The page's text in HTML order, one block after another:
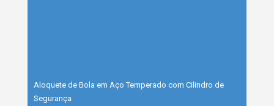
Aloquete de Bola em Aço Temperado com Cilindro de
Segurança